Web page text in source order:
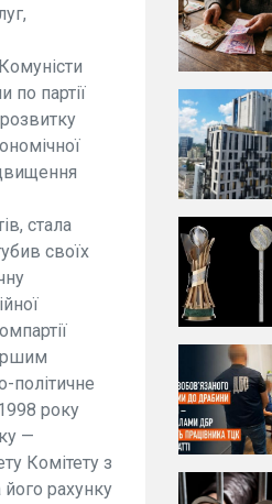
партії
стала
своїх
політичне
року
—
Комітету з
рахунку